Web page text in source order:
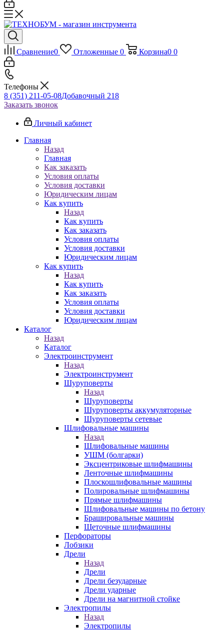
Сравнение0 Отложенные 0 Корзина0 0
Телефоны
8 (351) 211-05-08Добавочный 218
Заказать звонок
Личный кабинет
Главная
Назад
Главная
Как заказать
Условия оплаты
Условия доставки
Юридическим лицам
Как купить
Назад
Как купить
Как заказать
Условия оплаты
Условия доставки
Юридическим лицам
Как купить
Назад
Как купить
Как заказать
Условия оплаты
Условия доставки
Юридическим лицам
Каталог
Назад
Каталог
Электроинструмент
Назад
Электроинструмент
Шуруповерты
Назад
Шуруповерты
Шуруповерты аккумуляторные
Шуруповерты сетевые
Шлифовальные машины
Назад
Шлифовальные машины
УШМ (болгарки)
Эксцентриковые шлифмашины
Ленточные шлифмашины
Плоскошлифовальные машины
Полировальные шлифмашины
Прямые шлифмашины
Шлифовальные машины по бетону
Брашировальные машины
Щеточные шлифмашины
Перфораторы
Лобзики
Дрели
Назад
Дрели
Дрели безударные
Дрели ударные
Дрели на магнитной стойке
Электропилы
Назад
Электропилы